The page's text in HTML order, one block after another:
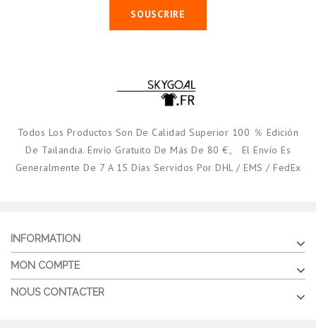
SOUSCRIRE
Todos Los Productos Son De Calidad Superior 100 ％ Edición
De Tailandia. Envío Gratuito De Más De 80 €。 El Envío Es
Generalmente De 7 A 15 Días Servidos Por DHL / EMS / FedEx
INFORMATION
MON COMPTE
NOUS CONTACTER